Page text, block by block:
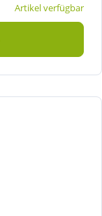
Artikel verfügbar